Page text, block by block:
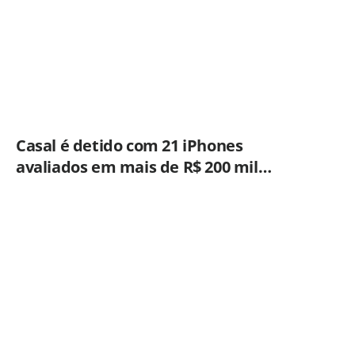
Casal é detido com 21 iPhones
avaliados em mais de R$ 200 mil